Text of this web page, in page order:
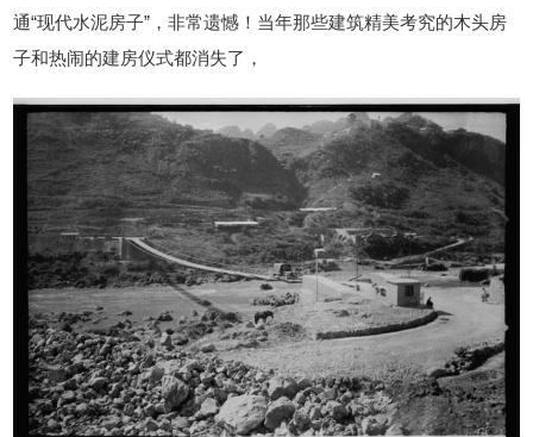
通“现代水泥房子”，非常遗憾！当年那些建筑精美考究的木头房
子和热闹的建房仪式都消失了，